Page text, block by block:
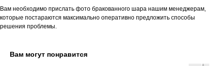
Вам необходимо прислать фото бракованного шара нашим менеджерам,
которые постараются максимально оперативно предложить способы
решения проблемы.
Вам могут понравится